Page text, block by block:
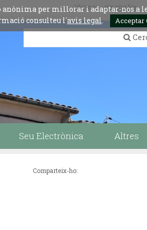
per millorar i adaptar-nos a
consulteu l´avis legal. Acceptar
Idiomes:esp engfra
Seu Electrònica Altres
Comparteix-ho: